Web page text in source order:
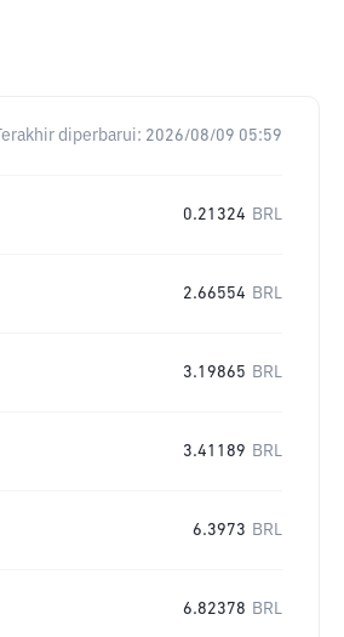
Terakhir diperbarui: 2026/08/09 05:59
0.21324 BRL
2.66554 BRL
3.19865 BRL
3.41189 BRL
6.3973 BRL
6.82378 BRL